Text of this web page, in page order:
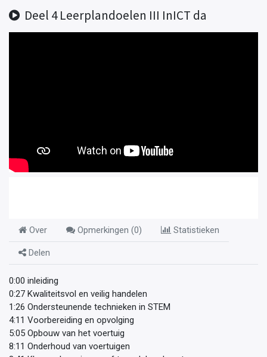
Deel 4 Leerplandoelen III InICT da
Over Opmerkingen (0) Statistieken
Delen
0:00 inleiding
0:27 Kwaliteitsvol en veilig handelen
1:26 Ondersteunende technieken in STEM
4:11 Voorbereiding en opvolging
5:05 Opbouw van het voertuig
8:11 Onderhoud van voertuigen